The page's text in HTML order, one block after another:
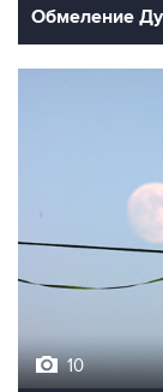
Обмеление
10